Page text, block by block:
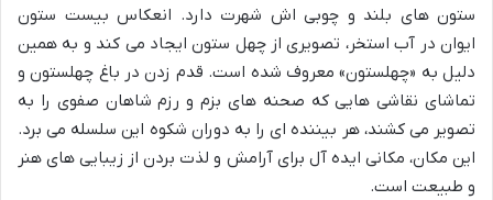
ستون های بلند و چوبی اش شهرت دارد. انعکاس بیست ستون
ایوان در آب استخر، تصویری از چهل ستون ایجاد می کند و به همین
دلیل به «چهلستون» معروف شده است. قدم زدن در باغ چهلستون و
تماشای نقاشی هایی که صحنه های بزم و رزم شاهان صفوی را به
تصویر می کشند، هر بیننده ای را به دوران شکوه این سلسله می برد.
این مکان، مکانی ایده آل برای آرامش و لذت بردن از زیبایی های هنر
و طبیعت است.